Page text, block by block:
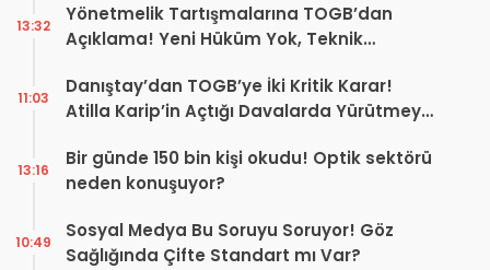
Yönetmelik Tartışmalarına TOGB’dan
Açıklama! Yeni Hüküm Yok, Teknik
13:32
Danıştay’dan TOGB’ye İki Kritik Karar!
Atilla Karip’in Açtığı Davalarda Yürütmeyi
11:03
Bir günde 150 bin kişi okudu! Optik sektörü
neden konuşuyor?
13:16
Sosyal Medya Bu Soruyu Soruyor! Göz
Sağlığında Çifte Standart mı Var?
10:49